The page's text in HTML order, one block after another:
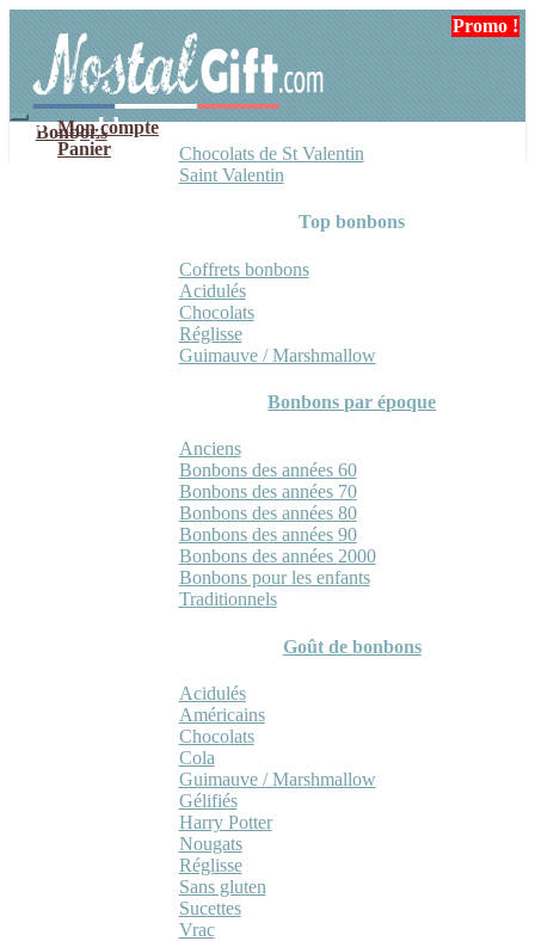
navigation
contenu
Mon compte
Panier
Bonbons
Chocolats de St Valentin
Saint Valentin
Top bonbons
Coffrets bonbons
Acidulés
Chocolats
Réglisse
Guimauve / Marshmallow
Bonbons par époque
Anciens
Bonbons des années 60
Bonbons des années 70
Bonbons des années 80
Bonbons des années 90
Bonbons des années 2000
Bonbons pour les enfants
Traditionnels
Goût de bonbons
Acidulés
Américains
Chocolats
Cola
Guimauve / Marshmallow
Gélifiés
Harry Potter
Nougats
Réglisse
Sans gluten
Sucettes
Vrac
Promo !
Promo !
Promo !
Promo !